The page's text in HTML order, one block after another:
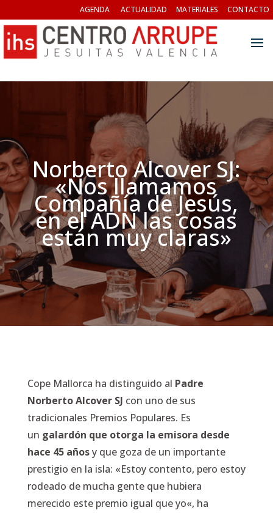
AGENDA ACTUALIDAD MATERIALES CONTACTO
Norberto Alcover SJ:
«Nos llamamos
Compañía de Jesús,
en el ADN las cosas
están muy claras»
Cope Mallorca ha distinguido al Padre
Norberto Alcover SJ con uno de sus
tradicionales Premios Populares. Es
un galardón que otorga la emisora desde
hace 45 añosy que goza de un importante
prestigio en la isla: «Estoy contento, pero estoy
rodeado de mucha gente que hubiera
merecido este premio igual que yo«, ha